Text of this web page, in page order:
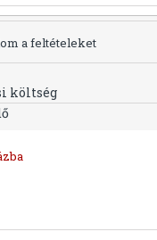
a feltételeket
költség